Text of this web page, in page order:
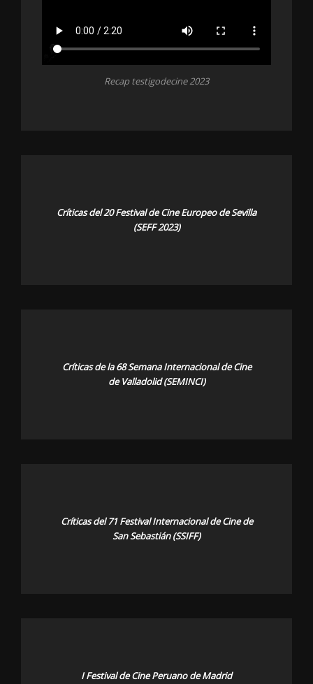
Recap testigodecine 2023
Críticas del 20 Festival de Cine Europeo de Sevilla
(SEFF 2023)
Críticas de la 68 Semana Internacional de Cine
de Valladolid (SEMINCI)
Críticas del 71 Festival Internacional de Cine de
San Sebastián (SSIFF)
I Festival de Cine Peruano de Madrid